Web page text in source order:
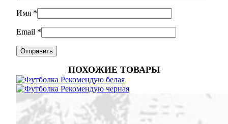
Имя *
Email *
ПОХОЖИЕ ТОВАРЫ